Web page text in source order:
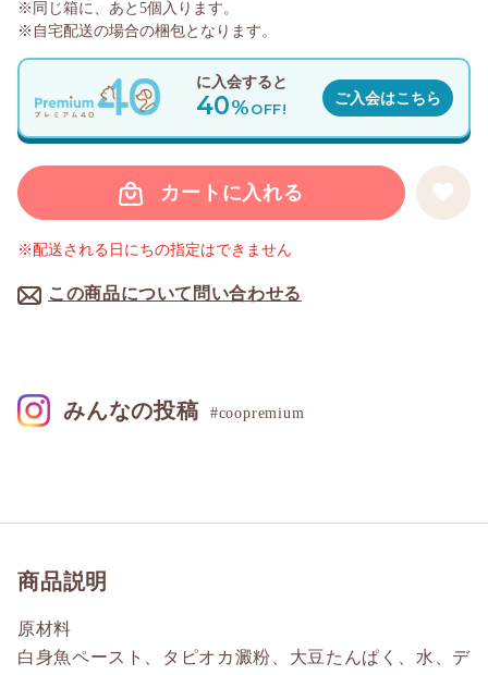
カートに入れる
この商品について問い合わせる
※配送される日にちの指定はできません
に入会すると
40%OFF!
ご入会はこちら
※同じ箱に、あと 5個入ります。
※自宅配送の場合の梱包となります。
商品説明
原材料
白身魚ペースト、タピオカ澱粉、大豆たんぱく、水、デ
みんなの投稿 #coopremium